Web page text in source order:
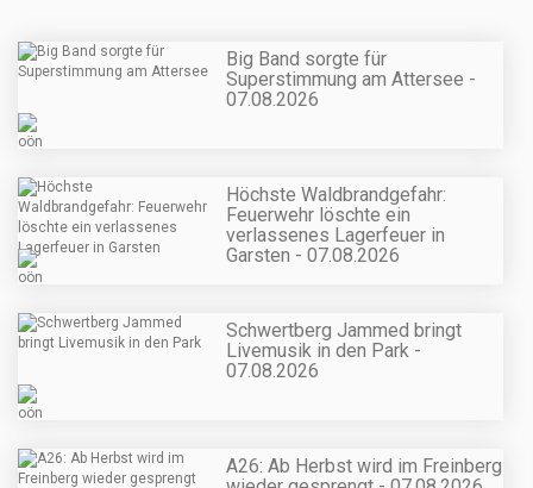
Big Band sorgte für
Superstimmung am Attersee -
07.08.2026
Höchste Waldbrandgefahr:
Feuerwehr löschte ein
verlassenes Lagerfeuer in
Garsten - 07.08.2026
Schwertberg Jammed bringt
Livemusik in den Park -
07.08.2026
A26: Ab Herbst wird im Freinberg